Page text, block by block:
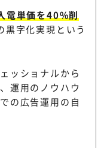
電単価を40%削
黒字化実現という
ッショナルから
運用のノウハウ
の広告運用の自